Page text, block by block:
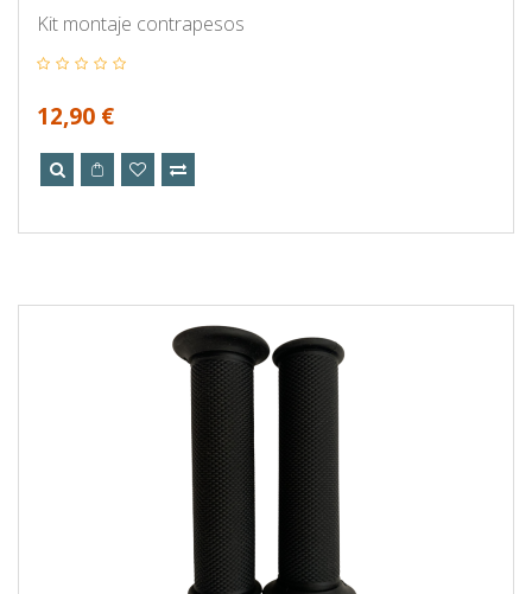
Kit montaje contrapesos
12,90 €